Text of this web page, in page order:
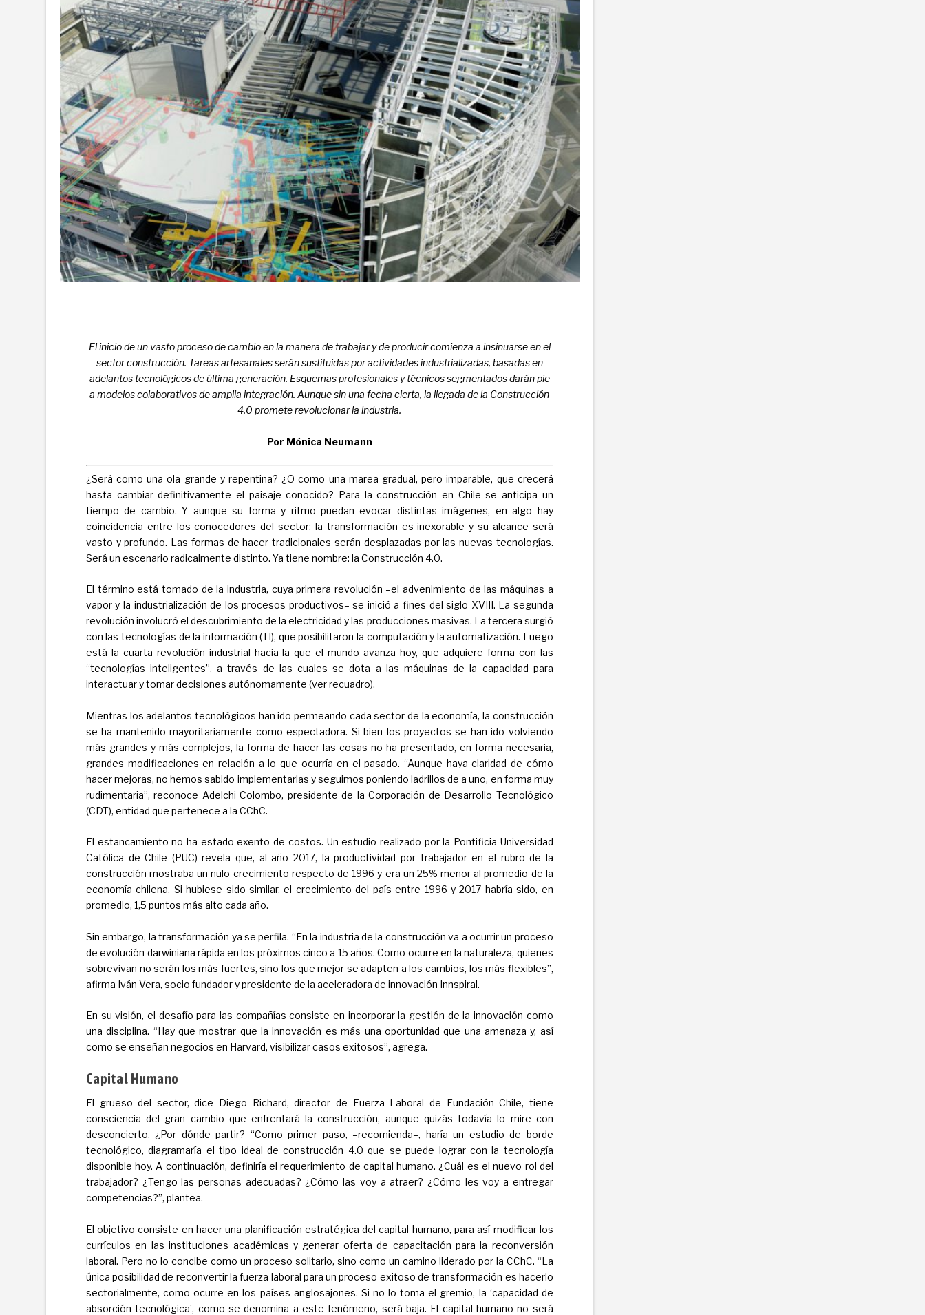
El inicio de un vasto proceso de cambio en la manera de trabajar y de producir comienza a insinuarse en el
sector construcción. Tareas artesanales serán sustituidas por actividades industrializadas, basadas en
adelantos tecnológicos de última generación. Esquemas profesionales y técnicos segmentados darán pie
a modelos colaborativos de amplia integración. Aunque sin una fecha cierta, la llegada de la Construcción
4.0 promete revolucionar la industria.
Por Mónica Neumann
¿Será como una ola grande y repentina? ¿O como una marea gradual, pero imparable, que crecerá
hasta cambiar definitivamente el paisaje conocido? Para la construcción en Chile se anticipa un
tiempo de cambio. Y aunque su forma y ritmo puedan evocar distintas imágenes, en algo hay
coincidencia entre los conocedores del sector: la transformación es inexorable y su alcance será
vasto y profundo. Las formas de hacer tradicionales serán desplazadas por las nuevas tecnologías.
Será un escenario radicalmente distinto. Ya tiene nombre: la Construcción 4.0.
El término está tomado de la industria, cuya primera revolución –el advenimiento de las máquinas a
vapor y la industrialización de los procesos productivos– se inició a fines del siglo XVIII. La segunda
revolución involucró el descubrimiento de la electricidad y las producciones masivas. La tercera surgió
con las tecnologías de la información (TI), que posibilitaron la computación y la automatización. Luego
está la cuarta revolución industrial hacia la que el mundo avanza hoy, que adquiere forma con las
“tecnologías inteligentes”, a través de las cuales se dota a las máquinas de la capacidad para
interactuar y tomar decisiones autónomamente (ver recuadro).
Mientras los adelantos tecnológicos han ido permeando cada sector de la economía, la construcción
se ha mantenido mayoritariamente como espectadora. Si bien los proyectos se han ido volviendo
más grandes y más complejos, la forma de hacer las cosas no ha presentado, en forma necesaria,
grandes modificaciones en relación a lo que ocurría en el pasado. “Aunque haya claridad de cómo
hacer mejoras, no hemos sabido implementarlas y seguimos poniendo ladrillos de a uno, en forma muy
rudimentaria”, reconoce Adelchi Colombo, presidente de la Corporación de Desarrollo Tecnológico
(CDT), entidad que pertenece a la CChC.
El estancamiento no ha estado exento de costos. Un estudio realizado por la Pontificia Universidad
Católica de Chile (PUC) revela que, al año 2017, la productividad por trabajador en el rubro de la
construcción mostraba un nulo crecimiento respecto de 1996 y era un 25% menor al promedio de la
economía chilena. Si hubiese sido similar, el crecimiento del país entre 1996 y 2017 habría sido, en
promedio, 1,5 puntos más alto cada año.
Sin embargo, la transformación ya se perfila. “En la industria de la construcción va a ocurrir un proceso
de evolución darwiniana rápida en los próximos cinco a 15 años. Como ocurre en la naturaleza, quienes
sobrevivan no serán los más fuertes, sino los que mejor se adapten a los cambios, los más flexibles”,
afirma Iván Vera, socio fundador y presidente de la aceleradora de innovación Innspiral.
En su visión, el desafío para las compañías consiste en incorporar la gestión de la innovación como
una disciplina. “Hay que mostrar que la innovación es más una oportunidad que una amenaza y, así
como se enseñan negocios en Harvard, visibilizar casos exitosos”, agrega.
Capital Humano
El grueso del sector, dice Diego Richard, director de Fuerza Laboral de Fundación Chile, tiene
consciencia del gran cambio que enfrentará la construcción, aunque quizás todavía lo mire con
desconcierto. ¿Por dónde partir? “Como primer paso, –recomienda–, haría un estudio de borde
tecnológico, diagramaría el tipo ideal de construcción 4.0 que se puede lograr con la tecnología
disponible hoy. A continuación, definiría el requerimiento de capital humano. ¿Cuál es el nuevo rol del
trabajador? ¿Tengo las personas adecuadas? ¿Cómo las voy a atraer? ¿Cómo les voy a entregar
competencias?”, plantea.
El objetivo consiste en hacer una planificación estratégica del capital humano, para así modificar los
currículos en las instituciones académicas y generar oferta de capacitación para la reconversión
laboral. Pero no lo concibe como un proceso solitario, sino como un camino liderado por la CChC. “La
única posibilidad de reconvertir la fuerza laboral para un proceso exitoso de transformación es hacerlo
sectorialmente, como ocurre en los países anglosajones. Si no lo toma el gremio, la ‘capacidad de
absorción tecnológica’, como se denomina a este fenómeno, será baja. El capital humano no será